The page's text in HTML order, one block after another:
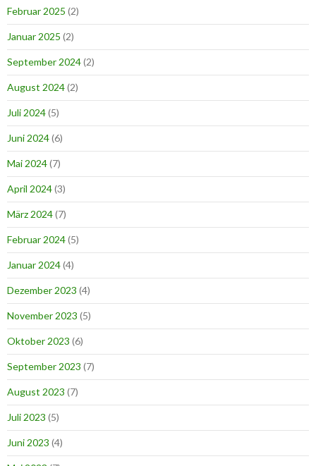
Februar 2025 (2)
Januar 2025 (2)
September 2024(2)
August 2024(2)
Juli 2024(5)
Juni 2024(6)
Mai 2024(7)
April 2024(3)
März 2024(7)
Februar 2024(5)
Januar 2024(4)
Dezember 2023 (4)
November 2023 (5)
Oktober 2023 (6)
September 2023 (7)
August 2023 (7)
Juli 2023 (5)
Juni 2023 (4)